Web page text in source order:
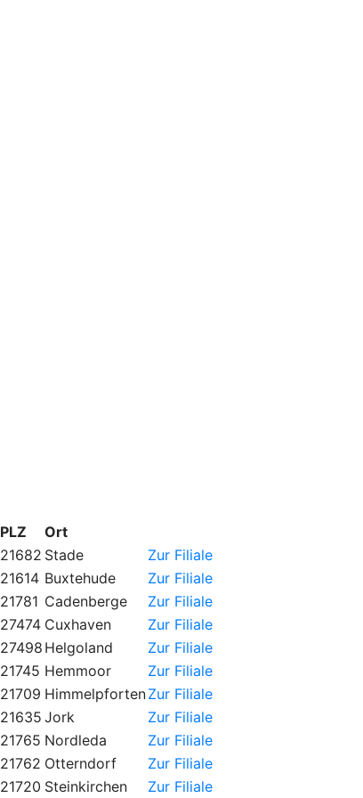
PLZ
Ort
21682 Stade
Zur Filiale
21614 Buxtehude
Zur Filiale
21781 Cadenberge
Zur Filiale
27474 Cuxhaven
Zur Filiale
27498 Helgoland
Zur Filiale
21745 Hemmoor
Zur Filiale
21709 HimmelpfortenZur Filiale
21635 Jork
Zur Filiale
21765 Nordleda
Zur Filiale
21762 Otterndorf
Zur Filiale
21720 Steinkirchen Zur Filiale